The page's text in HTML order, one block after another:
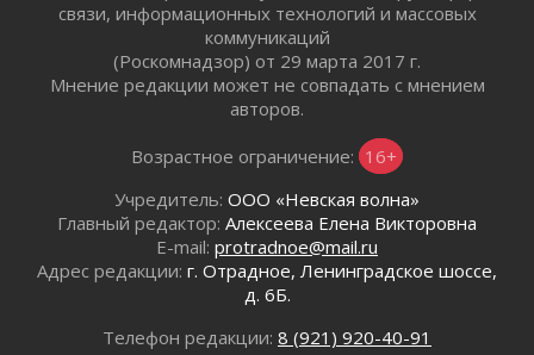
02 августа 2026
В Ивангороде назвали новых почетных
граждан Ленинградской области
02 августа 2026
02 августа 2026
Километровые столбы «Дороги жизни»
отправили на реставрацию
02 августа 2026
Ленобласть внедрила передовую подготовку
операторов БПЛА
В Ивангороде появилась «Избушка-
связи, информационных технологий и массовых
коммуникаций
(Роскомнадзор) от 29 марта 2017 г.
Мнение редакции может не совпадать с мнением
авторов.
Возрастное ограничение: 16+
Учредитель: ООО «Невская волна»
Главный редактор: Алексеева Елена Викторовна
E-mail: protradnoe@mail.ru
Адрес редакции: г. Отрадное, Ленинградское шоссе,
д. 6Б.
Телефон редакции: 8 (921) 920-40-91